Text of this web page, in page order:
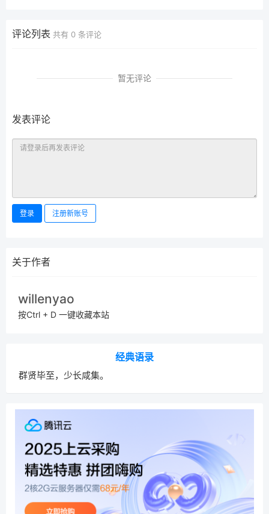
评论列表 共有 0 条评论
暂无评论
发表评论
登录 注册新账号
关于作者
willenyao
按Ctrl + D 一键收藏本站
经典语录
群贤毕至，少长咸集。